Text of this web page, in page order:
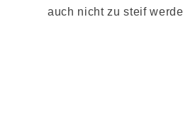
auch nicht zu steif